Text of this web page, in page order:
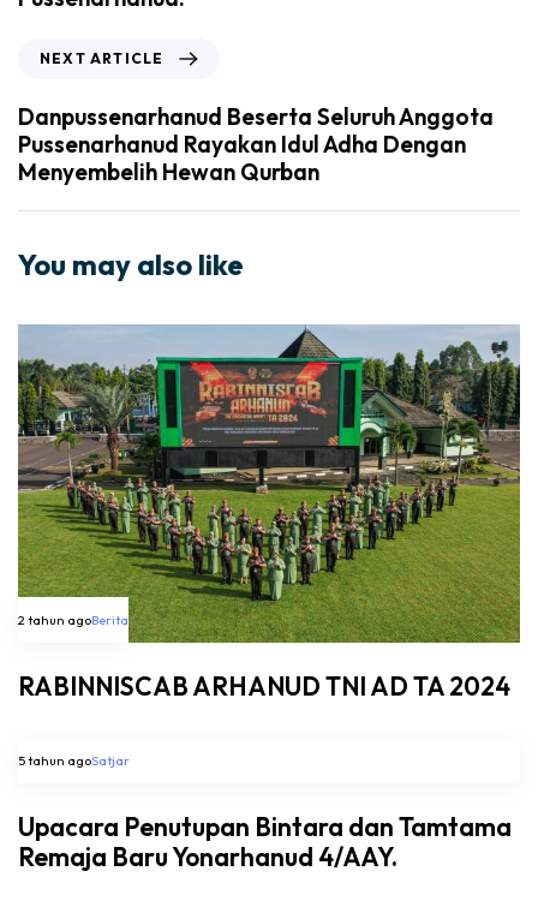
NEXT ARTICLE
Danpussenarhanud Beserta Seluruh Anggota
Pussenarhanud Rayakan Idul Adha Dengan
Menyembelih Hewan Qurban
You may also like
2 tahun agoBerita
RABINNISCAB ARHANUD TNI AD TA 2024
5 tahun agoSatjar
Upacara Penutupan Bintara dan Tamtama
Remaja Baru Yonarhanud 4/AAY.